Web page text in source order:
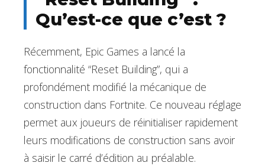
Qu’est-ce que c’est ?
Récemment, Epic Games a lancé la
fonctionnalité “Reset Building”, qui a
profondément modifié la mécanique de
construction dans Fortnite. Ce nouveau réglage
permet aux joueurs de réinitialiser rapidement
leurs modifications de construction sans avoir
à saisir le carré d’édition au préalable.